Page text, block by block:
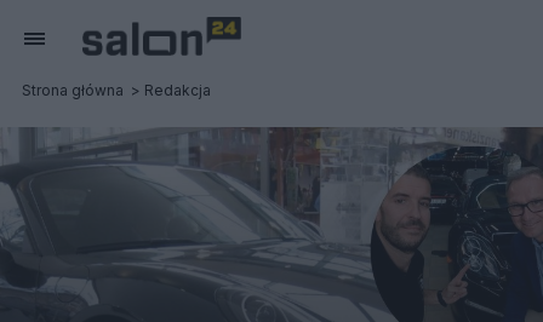
Strona główna Redakcja